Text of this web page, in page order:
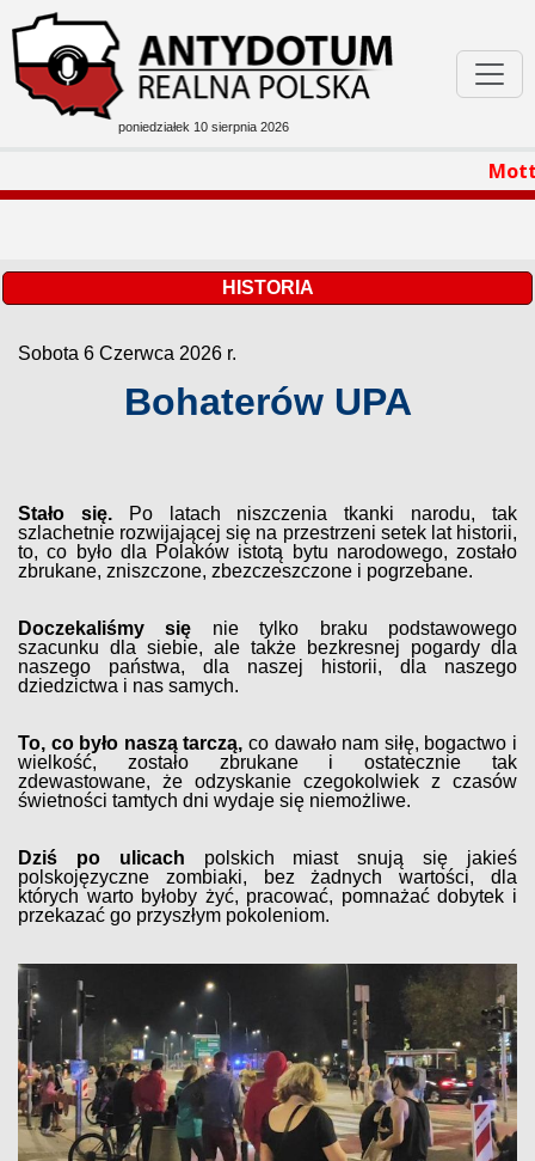
poniedziałek 10 sierpnia 2026
Rozmaitości
Motto na
HISTORIA
Sobota 6 Czerwca 2026 r.
Bohaterów UPA
Stało się.Po latach niszczenia tkanki narodu, tak
szlachetnie rozwijającej się na przestrzeni setek lat historii,
to, co było dla Polaków istotą bytu narodowego, zostało
zbrukane, zniszczone, zbezczeszczone i pogrzebane.
Doczekaliśmy się nie tylko braku podstawowego
szacunku dla siebie, ale także bezkresnej pogardy dla
naszego państwa, dla naszej historii, dla naszego
dziedzictwa i nas samych.
To, co było naszą tarczą, co dawało nam siłę, bogactwo i
wielkość, zostało zbrukane i ostatecznie tak
zdewastowane, że odzyskanie czegokolwiek z czasów
świetności tamtych dni wydaje się niemożliwe.
Dziś po ulicach polskich miast snują się jakieś
polskojęzyczne zombiaki, bez żadnych wartości, dla
których warto byłoby żyć, pracować, pomnażać dobytek i
przekazać go przyszłym pokoleniom.